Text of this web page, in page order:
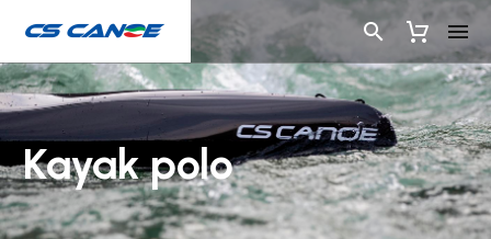
Kayak polo